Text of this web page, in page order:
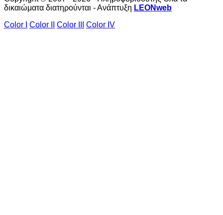
δικαιώματα διατηρούνται - Ανάπτυξη LEONweb
Color I
Color II Color III Color IV